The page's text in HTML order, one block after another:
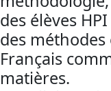
des élèves
des
Français
matières.